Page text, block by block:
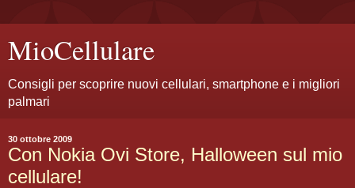
MioCellulare
Consigli per scoprire nuovi cellulari, smartphone e i migliori
palmari
30 ottobre 2009
Con Nokia Ovi Store, Halloween sul mio
cellulare!